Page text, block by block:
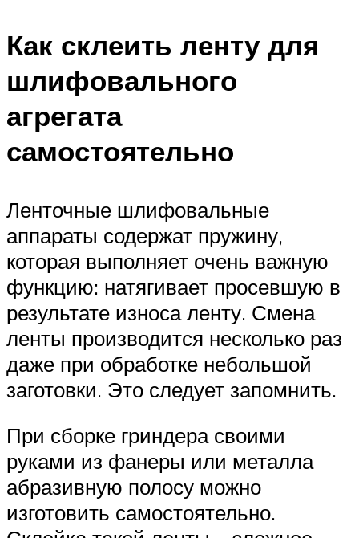
Как склеить ленту для
шлифовального
агрегата
самостоятельно
Ленточные шлифовальные
аппараты содержат пружину,
которая выполняет очень важную
функцию: натягивает просевшую в
результате износа ленту. Смена
ленты производится несколько раз
даже при обработке небольшой
заготовки. Это следует запомнить.
При сборке гриндера своими
руками из фанеры или металла
абразивную полосу можно
изготовить самостоятельно.